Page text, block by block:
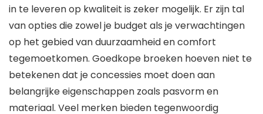
in te leveren op kwaliteit is zeker mogelijk. Er zijn tal
van opties die zowel je budget als je verwachtingen
op het gebied van duurzaamheid en comfort
tegemoetkomen. Goedkope broeken hoeven niet te
betekenen dat je concessies moet doen aan
belangrijke eigenschappen zoals pasvorm en
materiaal. Veel merken bieden tegenwoordig